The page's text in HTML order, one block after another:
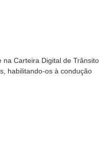
Carteira Digital de Trânsito
habilitando-os à condução